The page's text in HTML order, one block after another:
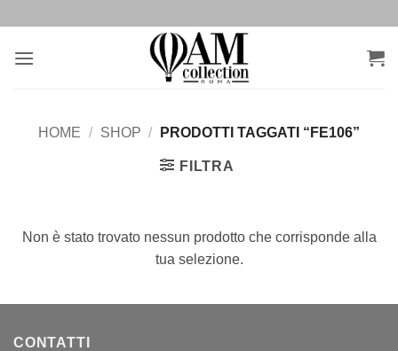
contenuti
HOME / SHOP / PRODOTTI TAGGATI “FE106”
FILTRA
Non è stato trovato nessun prodotto che corrisponde alla
tua selezione.
CONTATTI